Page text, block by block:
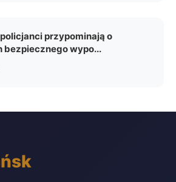
przypominają o
bezpiecznego wypo...